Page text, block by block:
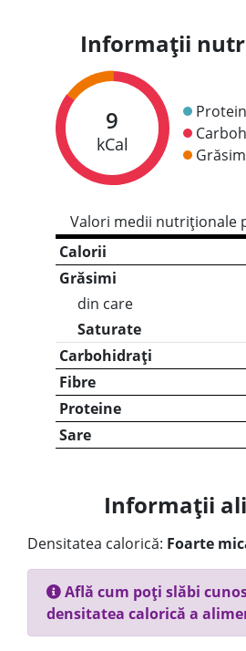
Informații
9
kCal
Valori medii nutriționale
Calorii
Grăsimi
din care
Saturate
Carbohidrați
Fibre
Proteine
Sare
Informații
Densitatea calorică: Foarte
Află cum poți slăbi
densitatea calorică a